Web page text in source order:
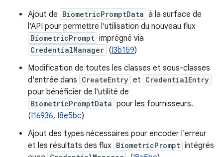
Ajout de BiometricPromptData à la surface de
l'API pour permettre l'utilisation du nouveau flux
BiometricPrompt imprégné via
CredentialManager (I3b159)
Modification de toutes les classes et sous-classes
d'entrée dans CreateEntry et CredentialEntry
pour bénéficier de l'utilité de
BiometricPromptData pour les fournisseurs.
(I16936, I8e5bc)
Ajout des types nécessaires pour encoder l'erreur
et les résultats des flux BiometricPrompt intégrés